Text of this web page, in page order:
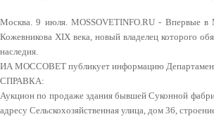
Москва. 9 июля. MOSSOVETINFO.RU- Впервые в
Кожевникова XIX века, новый владелец которого
наследия.
ИА МОССОВЕТ публикует информацию
СПРАВКА:
Аукцион по продаже здания бывшей Суконной
адресу Сельскохозяйственная улица, дом 36,